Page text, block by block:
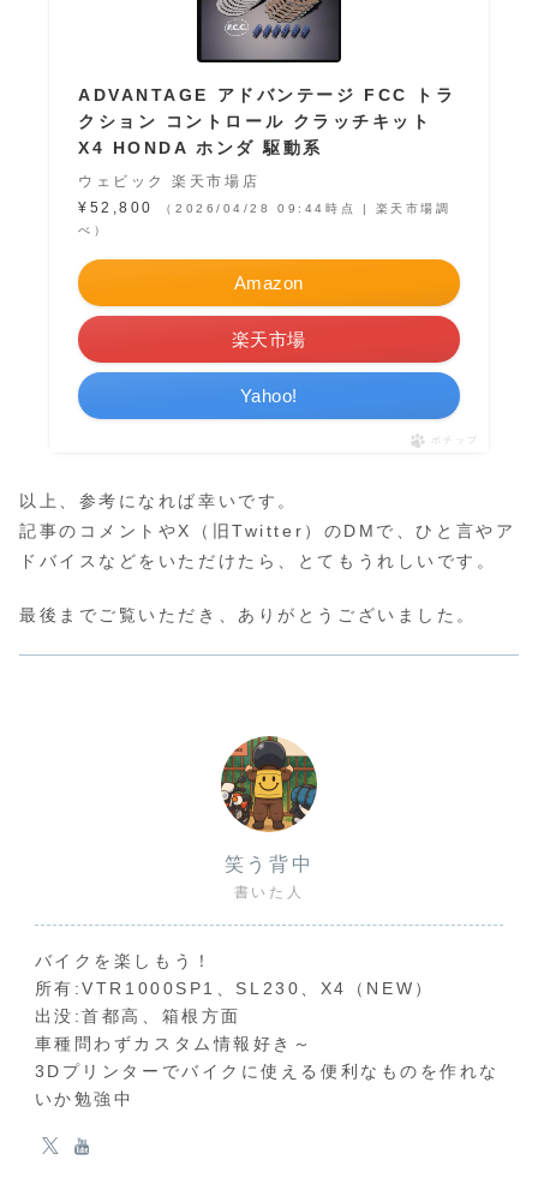
ADVANTAGE アドバンテージ FCC トラ
クション コントロール クラッチキット
X4 HONDA ホンダ 駆動系
ウェビック 楽天市場店
¥52,800
（2026/04/28 09:44時点 | 楽天市場調
べ）
Amazon
楽天市場
Yahoo!
ポチップ
以上、参考になれば幸いです。
記事のコメントやX（旧Twitter）のDMで、ひと言やア
ドバイスなどをいただけたら、とてもうれしいです。
最後までご覧いただき、ありがとうございました。
笑う背中
書いた人
バイクを楽しもう！
所有:VTR1000SP1、SL230、X4（NEW）
出没:首都高、箱根方面
車種問わずカスタム情報好き～
3Dプリンターでバイクに使える便利なものを作れな
いか勉強中